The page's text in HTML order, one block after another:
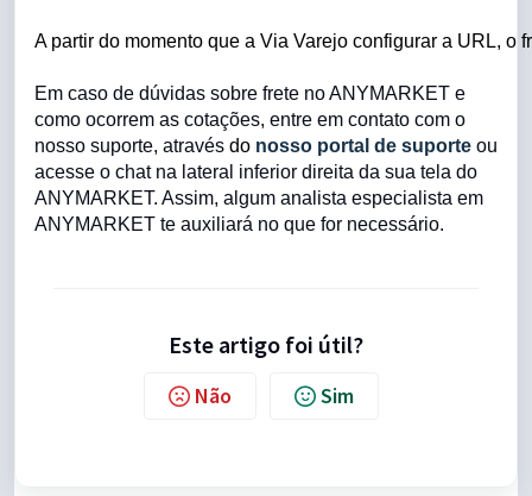
A partir do momento que a Via Varejo configurar a URL, o
Em caso de dúvidas sobre frete no ANYMARKET e
como ocorrem as cotações, entre em contato com o
nosso suporte, através do nosso portal de suporte ou
acesse o chat na lateral inferior direita da sua tela do
ANYMARKET. Assim, algum analista especialista em
ANYMARKET te auxiliará no que for necessário.
Este artigo foi útil?
Não Sim